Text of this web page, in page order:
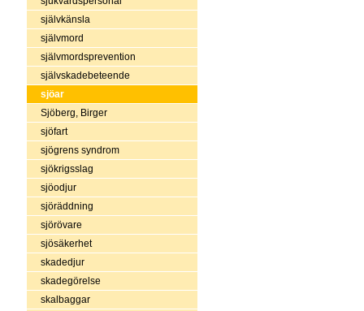
självkänsla
självmord
självmordsprevention
självskadebeteende
sjöar
Sjöberg, Birger
sjöfart
sjögrens syndrom
sjökrigsslag
sjöodjur
sjöräddning
sjörövare
sjösäkerhet
skadedjur
skadegörelse
skalbaggar